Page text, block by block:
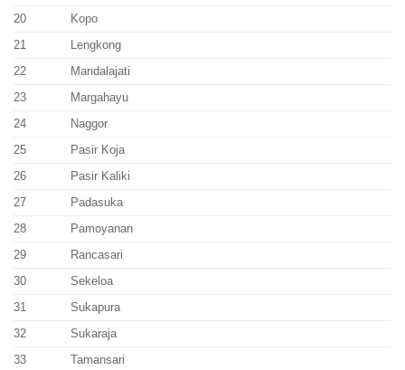
20
Kopo
21
Lengkong
22
Mandalajati
23
Margahayu
24
Naggor
25
Pasir Koja
26
Pasir Kaliki
27
Padasuka
28
Pamoyanan
29
Rancasari
30
Sekeloa
31
Sukapura
32
Sukaraja
33
Tamansari